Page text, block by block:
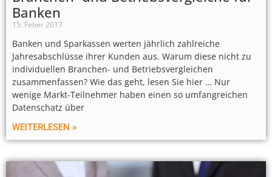
Banken
15. Feber 2017
Banken und Sparkassen werten jährlich zahlreiche
Jahresabschlüsse ihrer Kunden aus. Warum diese nicht zu
individuellen Branchen- und Betriebsvergleichen
zusammenfassen? Wie das geht, lesen Sie hier … Nur
wenige Markt-Teilnehmer haben einen so umfangreichen
Datenschatz über
WEITERLESEN »